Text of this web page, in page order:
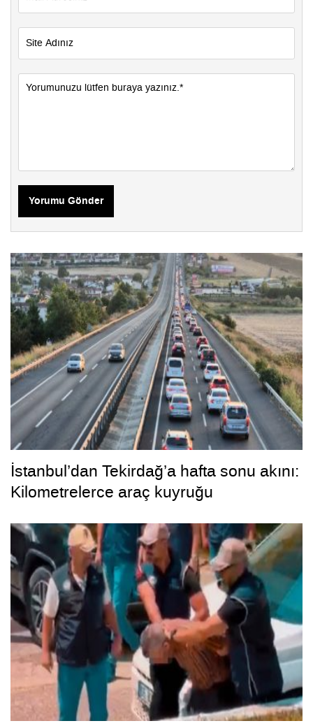
Yorumu Gönder
İstanbul’dan Tekirdağ’a hafta sonu akını:
Kilometrelerce araç kuyruğu